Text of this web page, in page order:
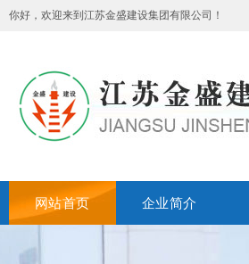
你好，欢迎来到江苏金盛建设集团有限公司！
网站首页 企业简介